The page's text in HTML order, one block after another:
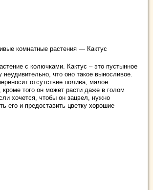
комнатные растения — Кактус
с колючками. Кактус – это пустынное
неудивительно, что оно такое выносливое.
отсутствие полива, малое
кроме того он может расти даже в голом
хочется, чтобы он зацвел, нужно
его и предоставить цветку хорошие